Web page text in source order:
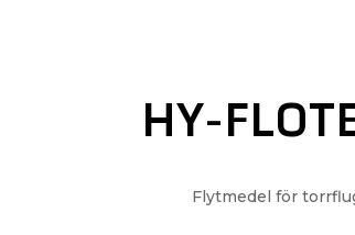
HY-
Flytmedel för